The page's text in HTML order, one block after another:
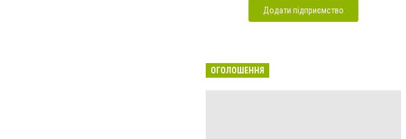
Додати підприємство
ОГОЛОШЕННЯ